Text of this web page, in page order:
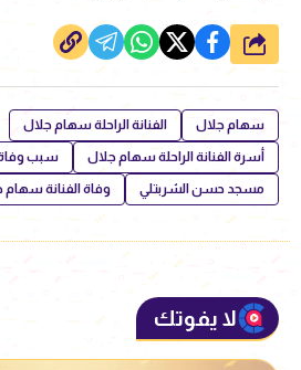
شارك
سهام جلال الفنانة الراحلة سهام جلال
أسرة الفنانة الراحلة سهام جلال سبب
مسجد حسن الشربتلي وفاة الفنانة سهام
لا يفوتك